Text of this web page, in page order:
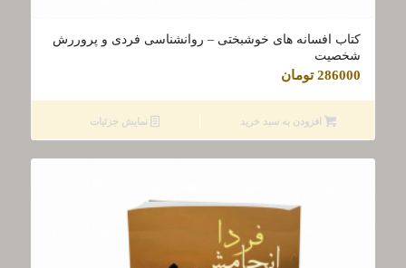
کتاب افسانه ‌‌‌های خوشبختی – روانشناسی فردی و پروررش
شخصیت
286000 تومان
افزودن به سبد خرید نمایش جزئیات